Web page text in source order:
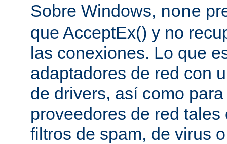
Sobre Windows, none
que AcceptEx() y no
las conexiones. Lo que
adaptadores de red con
de drivers, así como
proveedores de red
filtros de spam, de virus